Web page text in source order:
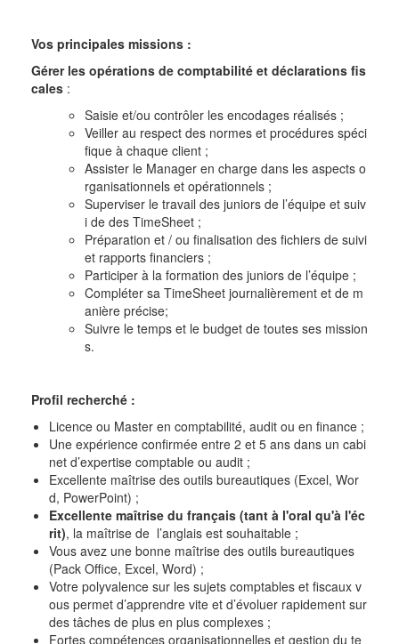
Vos principales missions :
Gérer les opérations de comptabilité et déclarations fis
cales :
Saisie et/ou contrôler les encodages réalisés ;
Veiller au respect des normes et procédures spéci
fique à chaque client ;
Assister le Manager en charge dans les aspects o
rganisationnels et opérationnels ;
Superviser le travail des juniors de l’équipe et suiv
i de des TimeSheet ;
Préparation et / ou finalisation des fichiers de suivi
et rapports financiers ;
Participer à la formation des juniors de l’équipe ;
Compléter sa TimeSheet journalièrement et de m
anière précise;
Suivre le temps et le budget de toutes ses mission
s.
Profil recherché :
Licence ou Master en comptabilité, audit ou en finance ;
Une expérience confirmée entre 2 et 5 ans dans un cabi
net d’expertise comptable ou audit ;
Excellente maîtrise des outils bureautiques (Excel, Wor
d, PowerPoint) ;
Excellente maîtrise du français (tant à l'oral qu'à l'éc
rit), la maîtrise de l’anglais est souhaitable ;
Vous avez une bonne maîtrise des outils bureautiques
(Pack Office, Excel, Word) ;
Votre polyvalence sur les sujets comptables et fiscaux v
ous permet d’apprendre vite et d’évoluer rapidement sur
des tâches de plus en plus complexes ;
Fortes compétences organisationnelles et gestion du te